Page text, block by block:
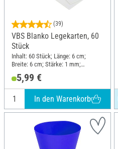
(39)
VBS Blanko Legekarten, 60
Stück
Inhalt: 60 Stück; Länge: 6 cm;
Breite: 6 cm; Stärke: 1 mm;
5,99 €
In den Warenkorb